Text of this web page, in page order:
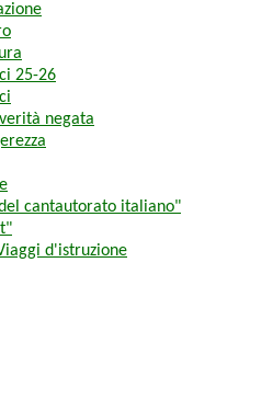
25-26
negata
cantautorato italiano"
d'istruzione